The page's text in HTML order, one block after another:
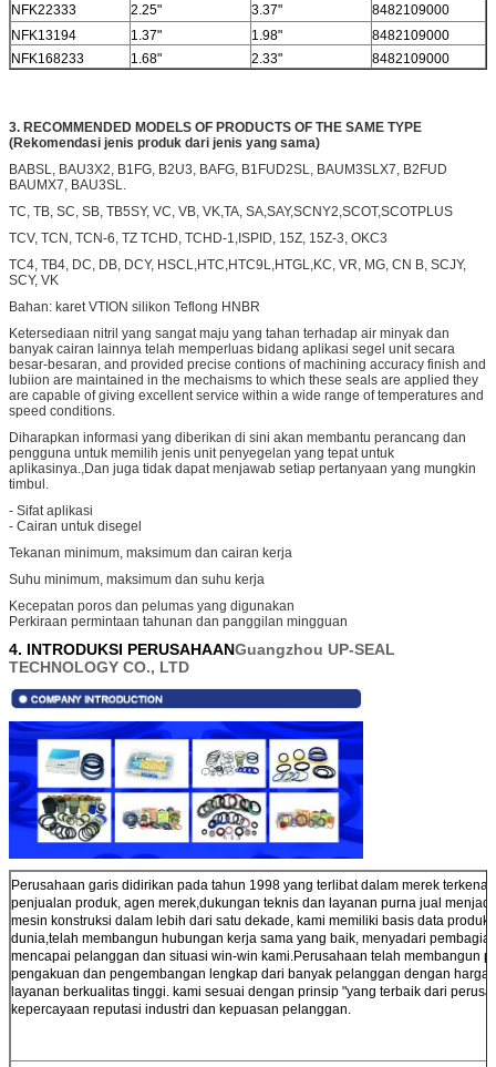
NFK22333
2.25" 3.37"
8482109000
NFK13194
1.37" 1.98"
8482109000
NFK168233
1.68" 2.33"
8482109000
3. RECOMMENDED MODELS OF PRODUCTS OF THE SAME TYPE
(Rekomendasi jenis produk dari jenis yang sama)
BABSL, BAU3X2, B1FG, B2U3, BAFG, B1FUD2SL, BAUM3SLX7, B2FUD
BAUMX7, BAU3SL.
TC, TB, SC, SB, TB5SY, VC, VB, VK,TA, SA,SAY,SCNY2,SCOT,SCOTPLUS
TCV, TCN, TCN-6, TZ TCHD, TCHD-1,ISPID, 15Z, 15Z-3, OKC3
TC4, TB4, DC, DB, DCY, HSCL,HTC,HTC9L,HTGL,KC, VR, MG, CN B, SCJY,
SCY, VK
Bahan: karet VTION silikon Teflong HNBR
Ketersediaan nitril yang sangat maju yang tahan terhadap air minyak dan
banyak cairan lainnya telah memperluas bidang aplikasi segel unit secara
besar-besaran, and provided precise contions of machining accuracy finish and
lubiion are maintained in the mechaisms to which these seals are applied they
are capable of giving excellent service within a wide range of temperatures and
speed conditions.
Diharapkan informasi yang diberikan di sini akan membantu perancang dan
pengguna untuk memilih jenis unit penyegelan yang tepat untuk
aplikasinya.,Dan juga tidak dapat menjawab setiap pertanyaan yang mungkin
timbul.
- Sifat aplikasi
- Cairan untuk disegel
Tekanan minimum, maksimum dan cairan kerja
Suhu minimum, maksimum dan suhu kerja
Kecepatan poros dan pelumas yang digunakan
Perkiraan permintaan tahunan dan panggilan mingguan
4. INTRODUKSI PERUSAHAANGuangzhou UP-SEAL
TECHNOLOGY CO., LTD
Perusahaan garis didirikan pada tahun 1998 yang terlibat dalam merek
penjualan produk, agen merek,dukungan teknis dan layanan purna jual
mesin konstruksi dalam lebih dari satu dekade, kami memiliki basis data
dunia,telah membangun hubungan kerja sama yang baik, menyadari
mencapai pelanggan dan situasi win-win kami.Perusahaan telah membangun
pengakuan dan pengembangan lengkap dari banyak pelanggan dengan
layanan berkualitas tinggi. kami sesuai dengan prinsip "yang terbaik dari
kepercayaan reputasi industri dan kepuasan pelanggan.